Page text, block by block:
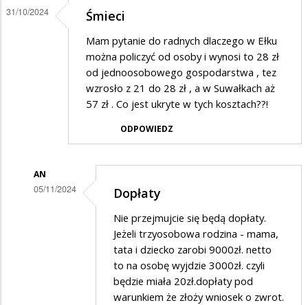
31/10/2024 Śmieci
Mam pytanie do radnych dlaczego w Ełku
można policzyć od osoby i wynosi to 28 zł
od jednoosobowego gospodarstwa , tez
wzrosło z 21 do 28 zł , a w Suwałkach aż
57 zł . Co jest ukryte w tych kosztach??!
ODPOWIEDZ
AN
05/11/2024 Dopłaty
Nie przejmujcie się będą dopłaty.
Jeżeli trzyosobowa rodzina - mama,
tata i dziecko zarobi 9000zł. netto
to na osobę wyjdzie 3000zł. czyli
będzie miała 20zł.dopłaty pod
warunkiem że złoży wniosek o zwrot.